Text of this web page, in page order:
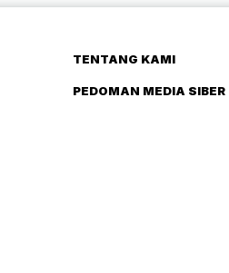
TENTANG KAMI
PEDOMAN MEDIA SIBER